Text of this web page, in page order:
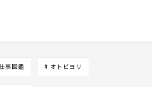
事図鑑 # オトビヨリ